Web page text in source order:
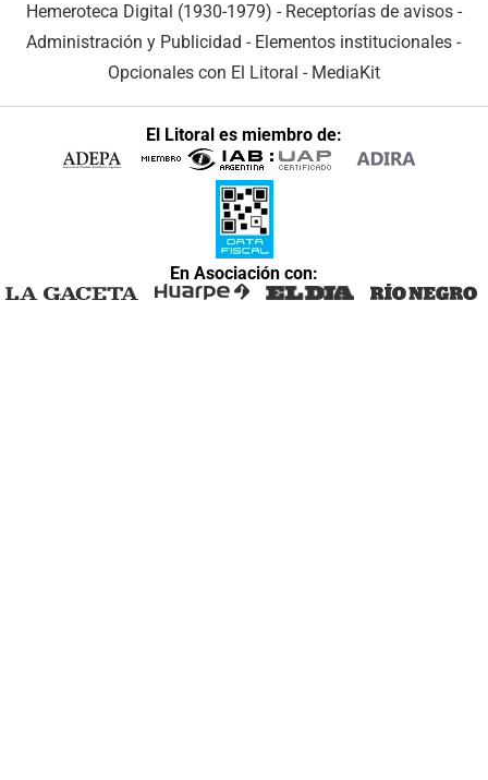
Hemeroteca Digital (1930-1979) - Receptorías de avisos -
Administración y Publicidad - Elementos institucionales -
Opcionales con El Litoral - MediaKit
El Litoral es miembro de:
En Asociación con: